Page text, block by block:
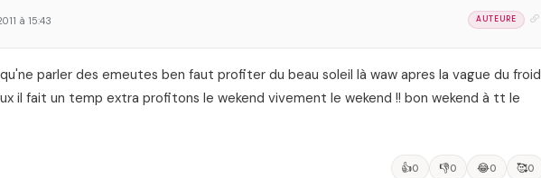
à 15:43 AUTEURE
parler des emeutes ben faut profiter du beau soleil là waw apres la vague du froid
il fait un temp extra profitons le wekend vivement le wekend !! bon wekend à tt le
👍0 👎0 😂0 🥰0